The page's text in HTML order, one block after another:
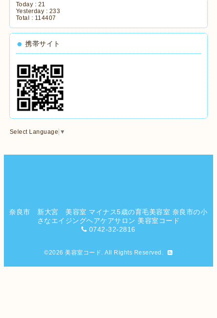
Today : 21
Yesterday : 233
Total : 114407
携帯サイト
Select Language ▼
奈良市 新大宮 美容室 マイナス5歳の育毛美容室 奈良市の小
さなエイジングヘアケアサロン 美容室コード
0742-32-2816
©2026美容室コード . All Rights Reserved.